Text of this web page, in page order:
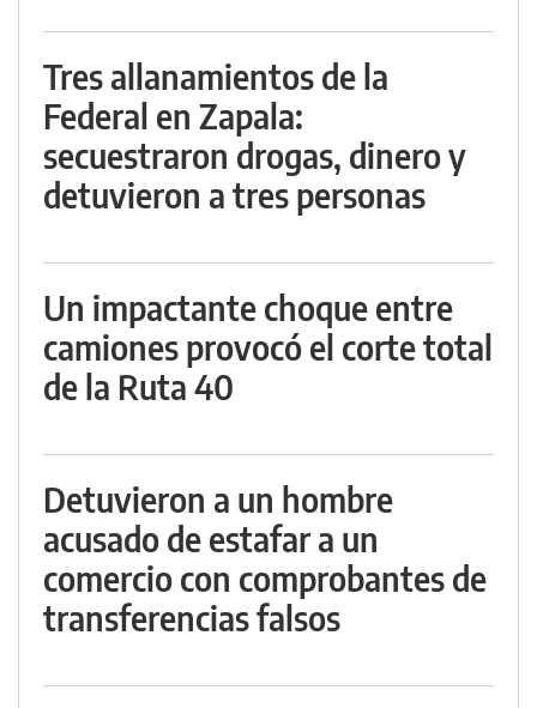
Tres allanamientos de la
Federal en Zapala:
secuestraron drogas, dinero y
detuvieron a tres personas
Un impactante choque entre
camiones provocó el corte total
de la Ruta 40
Detuvieron a un hombre
acusado de estafar a un
comercio con comprobantes de
transferencias falsos